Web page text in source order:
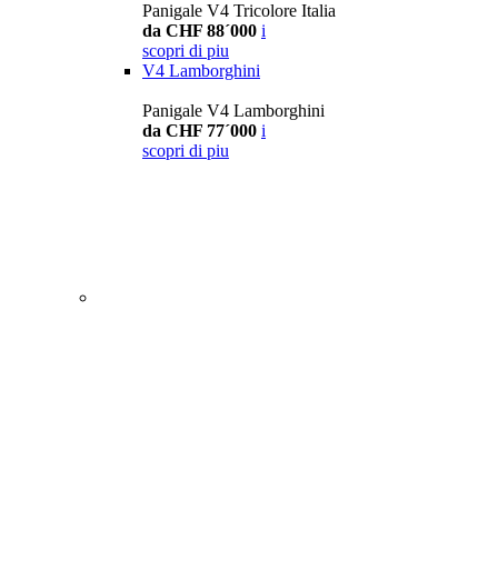
Panigale V4 Tricolore Italia
da CHF 88´000 i
scopri di piu
V4 Lamborghini
Panigale V4 Lamborghini
da CHF 77´000 i
scopri di piu